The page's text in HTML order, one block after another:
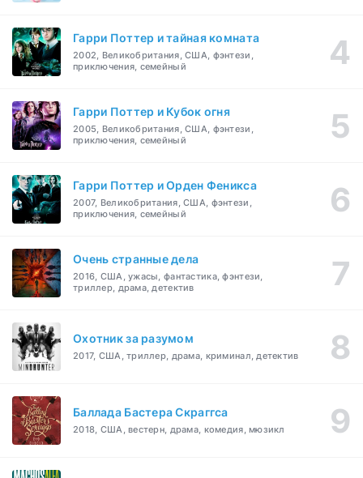
Гарри Поттер и тайная комната
2002, Великобритания, США, фэнтези,
приключения, семейный
Гарри Поттер и Кубок огня
2005, Великобритания, США, фэнтези,
приключения, семейный
Гарри Поттер и Орден Феникса
2007, Великобритания, США, фэнтези,
приключения, семейный
Очень странные дела
2016, США, ужасы, фантастика, фэнтези,
триллер, драма, детектив
Охотник за разумом
2017, США, триллер, драма, криминал, детектив
Баллада Бастера Скраггса
2018, США, вестерн, драма, комедия, мюзикл